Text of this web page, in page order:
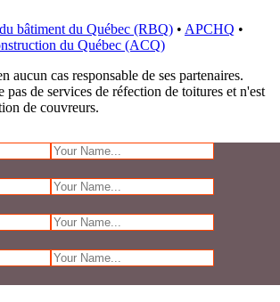
bâtiment du Québec (RBQ) • APCHQ •
du Québec (ACQ)
aucun cas responsable de ses partenaires.
de services de réfection de toitures et n'est
de couvreurs.